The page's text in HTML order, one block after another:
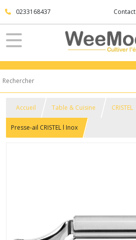
0233168437 Contact
Accueil Table & Cuisine CRISTEL
Presse-ail CRISTEL l Inox